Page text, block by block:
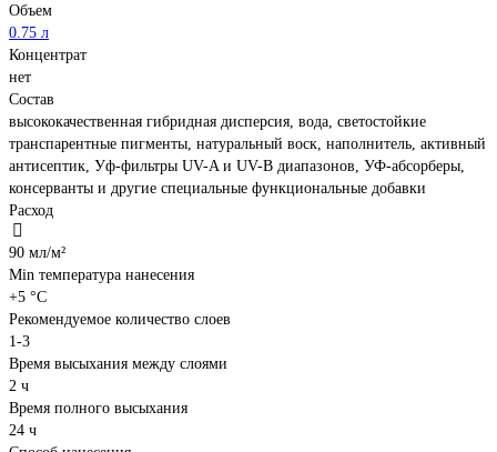
Объем
0.75 л
Концентрат
нет
Состав
высококачественная гибридная дисперсия, вода, светостойкие
транспарентные пигменты, натуральный воск, наполнитель, активный
антисептик, Уф-фильтры UV-A и UV-B диапазонов, УФ-абсорберы,
консерванты и другие специальные функциональные добавки
Расход
90 мл/м²
Min температура нанесения
+5 °С
Рекомендуемое количество слоев
1-3
Время высыхания между слоями
2 ч
Время полного высыхания
24 ч